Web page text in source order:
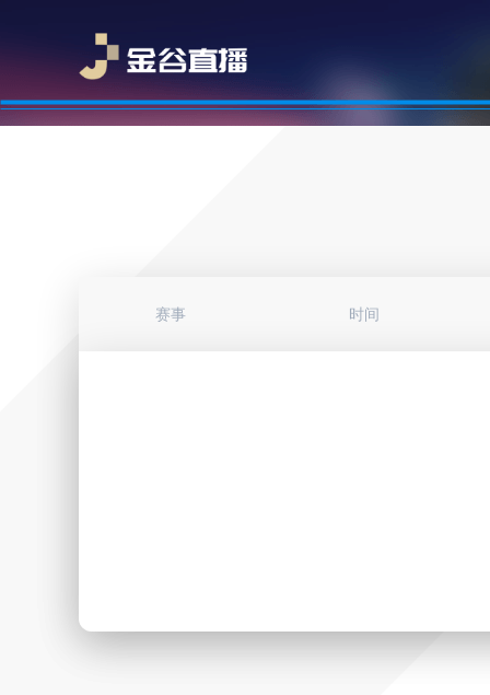
赛事 时间